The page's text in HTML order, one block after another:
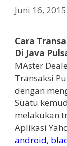
Juni 16, 2015
Cara
Di Java
MAster
Transaksi
dengan
Suatu
melakukan
Aplikasi
android,